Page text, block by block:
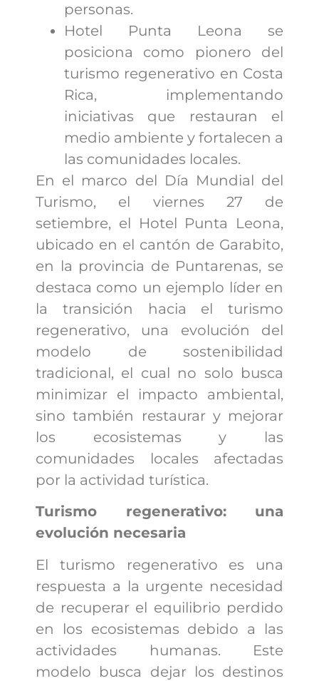
personas.
Hotel Punta Leona se
posiciona como pionero del
turismo regenerativo en Costa
Rica, implementando
iniciativas que restauran el
medio ambiente y fortalecen a
las comunidades locales.
En el marco del Día Mundial del
Turismo, el viernes 27 de
setiembre, el Hotel Punta Leona,
ubicado en el cantón de Garabito,
en la provincia de Puntarenas, se
destaca como un ejemplo líder en
la transición hacia el turismo
regenerativo, una evolución del
modelo de sostenibilidad
tradicional, el cual no solo busca
minimizar el impacto ambiental,
sino también restaurar y mejorar
los ecosistemas y las
comunidades locales afectadas
por la actividad turística.
Turismo regenerativo: una
evolución necesaria
El turismo regenerativo es una
respuesta a la urgente necesidad
de recuperar el equilibrio perdido
en los ecosistemas debido a las
actividades humanas. Este
modelo busca dejar los destinos